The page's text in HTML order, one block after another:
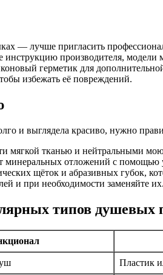
— лучше пригласить
инструкцию производителя, модели
герметик для
избежать её повреждений.
и выглядела красиво, нужно
мягкой тканью и нейтральными
отложений с помощью
щёток и абразивных губок,
и при необходимости заменяйте их.
типов душевых
Пластик